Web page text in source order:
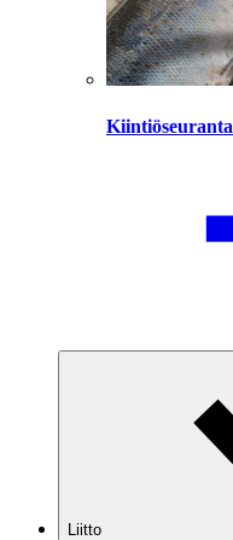
Kiintiöseuranta
Liitto